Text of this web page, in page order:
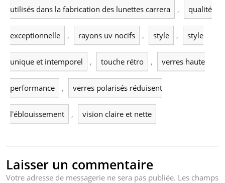
utilisés dans la fabrication des lunettes carrera , qualité
exceptionnelle , rayons uv nocifs , style , style
unique et intemporel , touche rétro , verres haute
performance , verres polarisés réduisent
l'éblouissement , vision claire et nette
Laisser un commentaire
Votre adresse de messagerie ne sera pas publiée. Les champs